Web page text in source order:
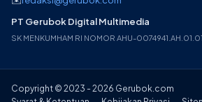
PT Gerubok Digital Multimedia
SK MENKUMHAM RI NOMOR AHU-0074941.AH.01.01
Copyright © 2023 - 2026 Gerubok.com